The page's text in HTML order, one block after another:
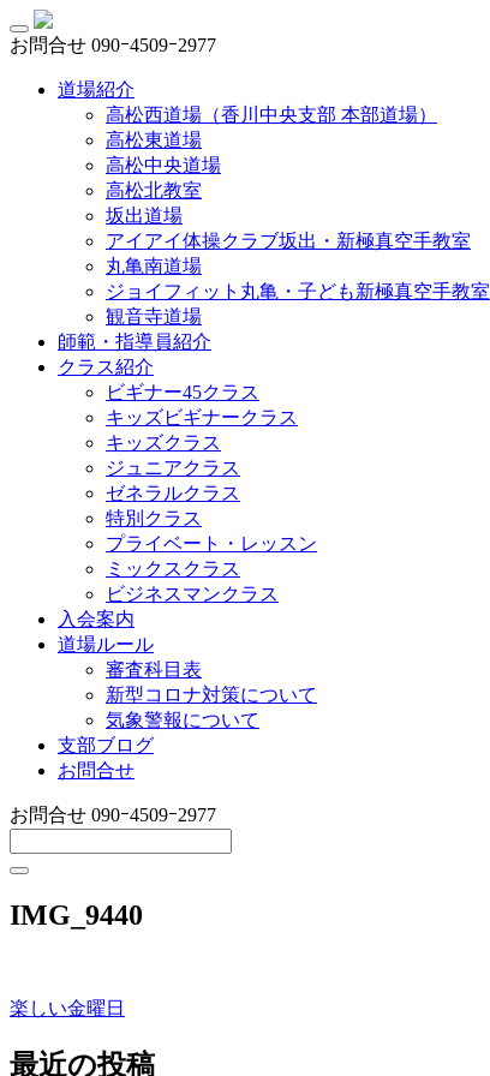
お問合せ 090ｰ4509ｰ2977
道場紹介
高松西道場（香川中央支部 本部道場）
高松東道場
高松中央道場
高松北教室
坂出道場
アイアイ体操クラブ坂出・新極真空手教室
丸亀南道場
ジョイフィット丸亀・子ども新極真空手教室
観音寺道場
師範・指導員紹介
クラス紹介
ビギナー45クラス
キッズビギナークラス
キッズクラス
ジュニアクラス
ゼネラルクラス
特別クラス
プライベート・レッスン
ミックスクラス
ビジネスマンクラス
入会案内
道場ルール
審査科目表
新型コロナ対策について
気象警報について
支部ブログ
お問合せ
お問合せ 090ｰ4509ｰ2977
IMG_9440
投
稿
楽しい金曜日
最近の投稿